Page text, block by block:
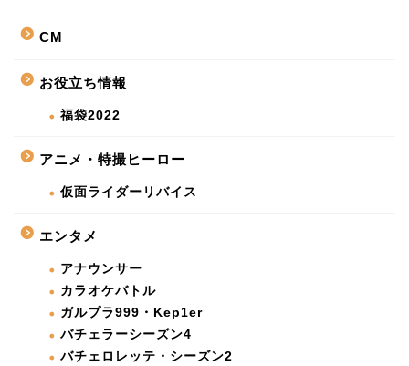
CM
お役立ち情報
福袋2022
アニメ・特撮ヒーロー
仮面ライダーリバイス
エンタメ
アナウンサー
カラオケバトル
ガルプラ999・Kep1er
バチェラーシーズン4
バチェロレッテ・シーズン2